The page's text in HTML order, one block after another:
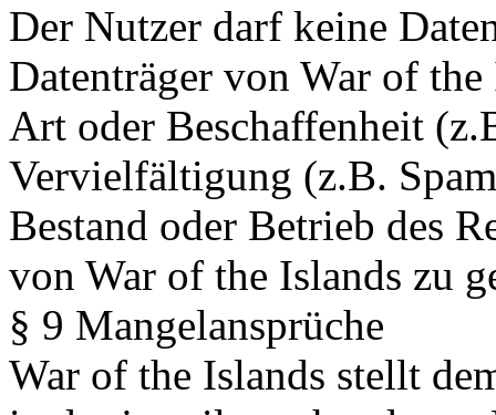
Der Nutzer darf keine
Datenträger von War of
Art oder Beschaffenheit
Vervielfältigung (z.B.
Bestand oder Betrieb des
von War of the Islands zu
§ 9 Mangelansprüche
War of the Islands stellt